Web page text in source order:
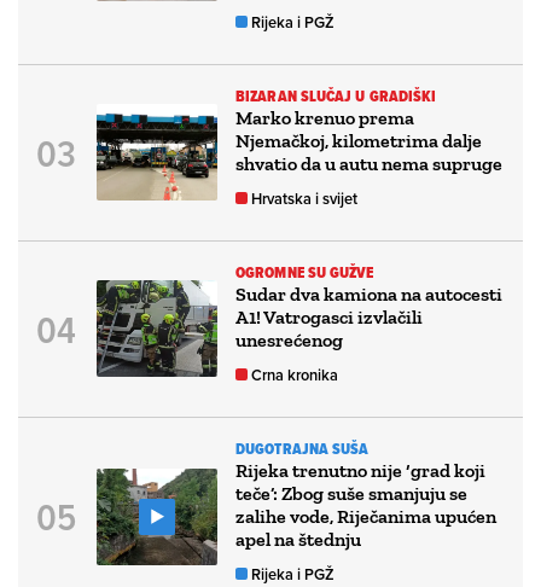
Rijeka i PGŽ
BIZARAN SLUČAJ U GRADIŠKI
Marko krenuo prema
Njemačkoj, kilometrima dalje
shvatio da u autu nema supruge
Hrvatska i svijet
OGROMNE SU GUŽVE
Sudar dva kamiona na autocesti
A1! Vatrogasci izvlačili
unesrećenog
Crna kronika
DUGOTRAJNA SUŠA
Rijeka trenutno nije ‘grad koji
teče’: Zbog suše smanjuju se
zalihe vode, Riječanima upućen
apel na štednju
Rijeka i PGŽ